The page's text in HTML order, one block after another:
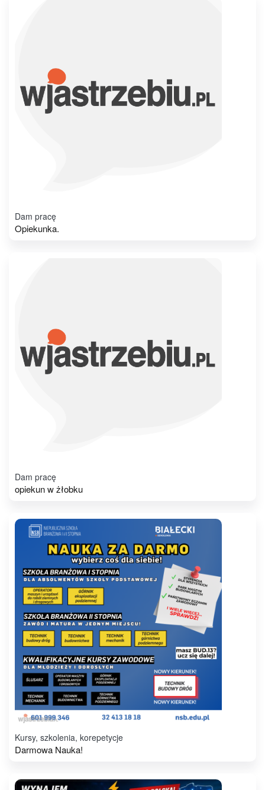
Dam pracę
Opiekunka.
Dam pracę
opiekun w żłobku
Kursy, szkolenia, korepetycje
Darmowa Nauka!